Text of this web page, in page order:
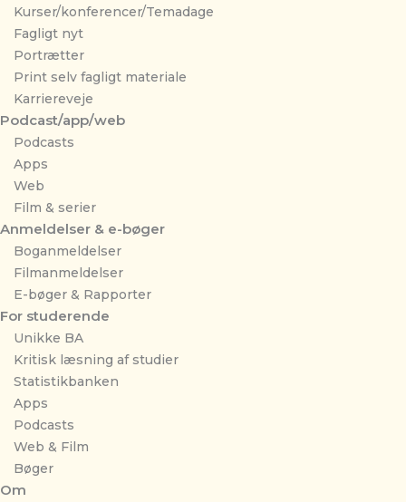
Kurser/konferencer/Temadage
Fagligt nyt
Portrætter
Print selv fagligt materiale
Karriereveje
Podcast/app/web
Podcasts
Apps
Web
Film & serier
Anmeldelser & e-bøger
Boganmeldelser
Filmanmeldelser
E-bøger & Rapporter
For studerende
Unikke BA
Kritisk læsning af studier
Statistikbanken
Apps
Podcasts
Web & Film
Bøger
Om